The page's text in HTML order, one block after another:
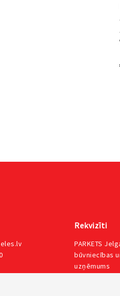
Rekvizīti
PARKETS
būvniecības
uzņēmums